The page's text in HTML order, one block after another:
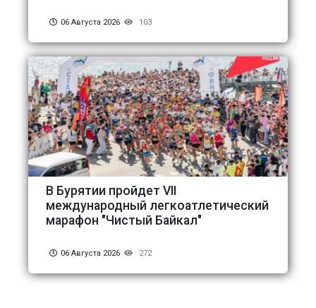
06 Августа 2026 103
В Бурятии пройдет VII
международный легкоатлетический
марафон "Чистый Байкал"
06 Августа 2026 272